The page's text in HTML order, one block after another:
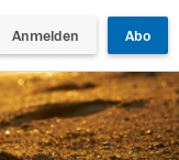
Anmelden Abo